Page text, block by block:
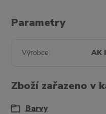
Parametry
Výrobce AK
Zboží zařazeno v
Barvy